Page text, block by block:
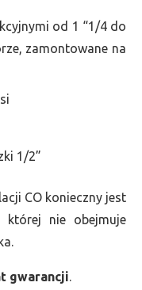
od 1 “1/4 do
zamontowane na
1/2”
CO konieczny jest
której nie obejmuje
gwarancji.